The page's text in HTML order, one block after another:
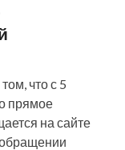
что с 5
прямое
на сайте
обращении